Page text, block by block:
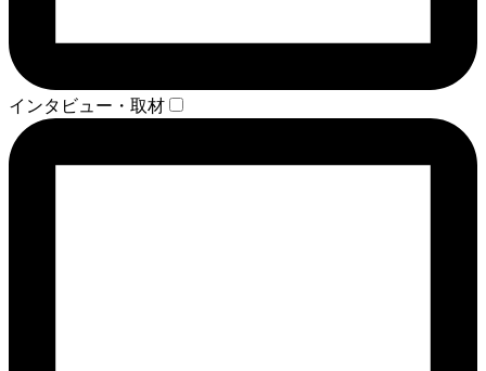
インタビュー・取材